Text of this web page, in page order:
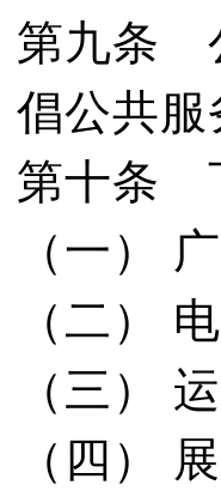
第九条
倡公共
第十条
（一）
（二）
（三）
（四）